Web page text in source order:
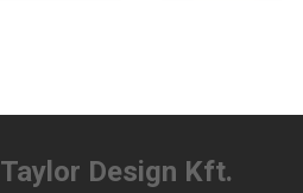
Taylor Design Kft.